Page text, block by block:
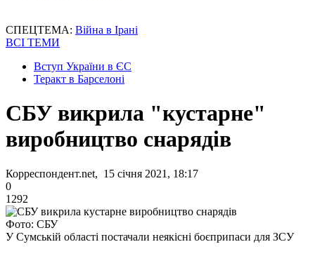
СПЕЦТЕМА: Війна в Ірані
ВСІ ТЕМИ
Вступ України в ЄС
Теракт в Барселоні
СБУ викрила "кустарне"
виробництво снарядів
Корреспондент.net, 15 січня 2021, 18:17
0
1292
Фото: СБУ
У Сумській області постачали неякісні боєприпаси для ЗСУ